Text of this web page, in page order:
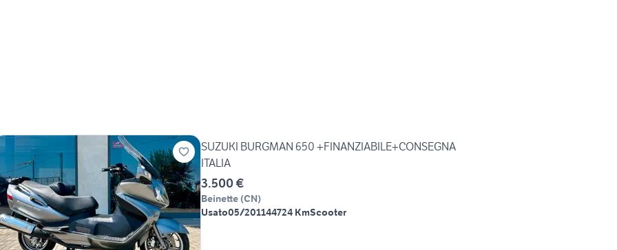
SUZUKI BURGMAN 650 +FINANZIABILE+CONSEGNA
ITALIA
3.500 €
Beinette (CN)
Usato05/201144724 KmScooter